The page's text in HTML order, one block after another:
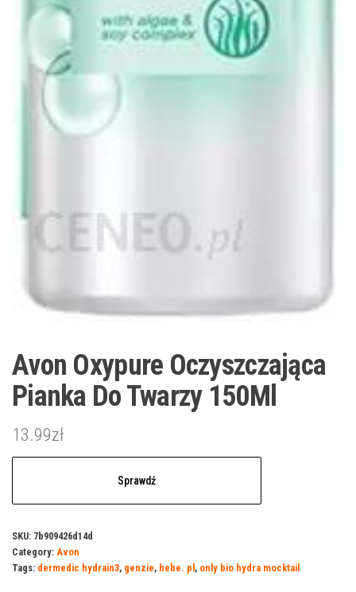
Avon Oxypure Oczyszczająca
Pianka Do Twarzy 150Ml
13.99zł
Sprawdź
SKU: 7b909426d14d
Category: Avon
Tags: dermedic hydrain3, genzie, hebe. pl , only bio hydra mocktail